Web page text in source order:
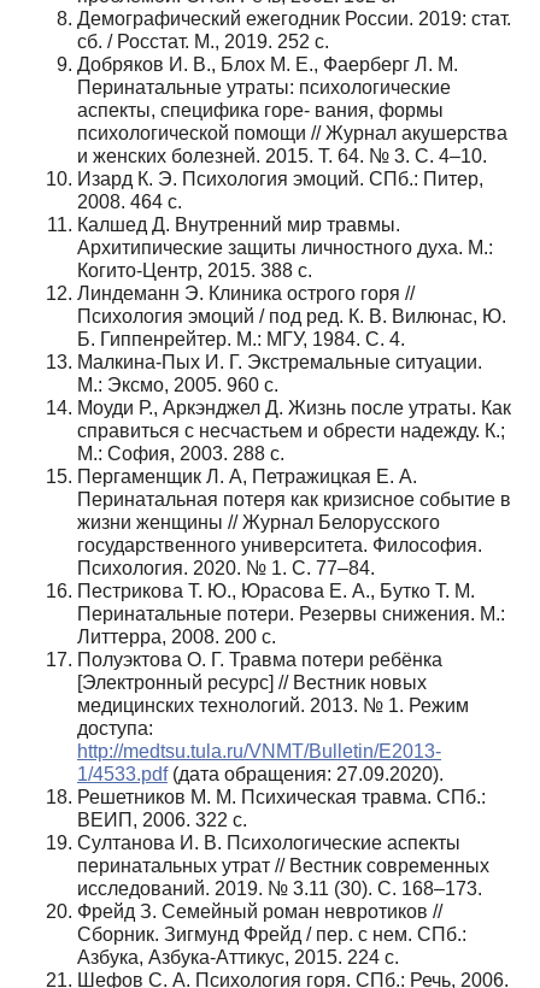
Демографический ежегодник России. 2019: стат.
сб. / Росстат. M., 2019. 252 c.
Добряков И. В., Блох М. Е., Фаерберг Л. М.
Перинатальные утраты: психологические
аспекты, специфика горе- вания, формы
психологической помощи // Журнал акушерства
и женских болезней. 2015. Т. 64. № 3. С. 4–10.
Изард К. Э. Психология эмоций. СПб.: Питер,
2008. 464 с.
Калшед Д. Внутренний мир травмы.
Архитипические защиты личностного духа. М.:
Когито-Центр, 2015. 388 с.
Линдеманн Э. Клиника острого горя //
Психология эмоций / под ред. К. В. Вилюнас, Ю.
Б. Гиппенрейтер. М.: МГУ, 1984. С. 4.
Малкина-Пых И. Г. Экстремальные ситуации.
М.: Эксмо, 2005. 960 с.
Моуди Р., Аркэнджел Д. Жизнь после утраты. Как
справиться с несчастьем и обрести надежду. К.;
М.: София, 2003. 288 с.
Пергаменщик Л. А, Петражицкая Е. А.
Перинатальная потеря как кризисное событие в
жизни женщины // Журнал Белорусского
государственного университета. Философия.
Психология. 2020. № 1. С. 77–84.
Пестрикова Т. Ю., Юрасова Е. А., Бутко Т. М.
Перинатальные потери. Резервы снижения. М.:
Литтерра, 2008. 200 с.
Полуэктова О. Г. Травма потери ребёнка
[Электронный ресурс] // Вестник новых
медицинских технологий. 2013. № 1. Режим
доступа:
http://medtsu.tula.ru/VNMT/Bulletin/E2013-
1/4533.pdf(дата обращения: 27.09.2020).
Решетников М. М. Психическая травма. СПб.:
ВЕИП, 2006. 322 с.
Султанова И. В. Психологические аспекты
перинатальных утрат // Вестник современных
исследований. 2019. № 3.11 (30). С. 168–173.
Фрейд З. Семейный роман невротиков //
Сборник. Зигмунд Фрейд / пер. с нем. СПб.:
Азбука, Азбука-Аттикус, 2015. 224 с.
Шефов С. А. Психология горя. СПб.: Речь, 2006.